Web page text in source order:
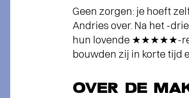
Geen zorgen: je hoeft
Andries over. Na het -
hun lovende ★★★★★-
bouwden zij in korte tijd
OVER DE